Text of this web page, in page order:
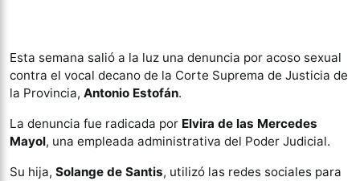
Esta semana salió a la luz una denuncia por acoso sexual
contra el vocal decano de la Corte Suprema de Justicia de
la Provincia, Antonio Estofán.
La denuncia fue radicada por Elvira de las Mercedes
Mayol, una empleada administrativa del Poder Judicial.
Su hija, Solange de Santis, utilizó las redes sociales para